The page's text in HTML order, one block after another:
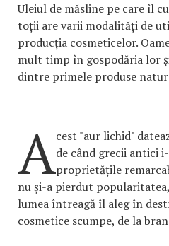
Uleiul de măsline pe care îl
toții are varii modalități de
producția cosmeticelor.
mult timp în gospodăria lor
dintre primele produse
Acest "aur lichid"
de când grecii antici
proprietățile
nu și-a pierdut
lumea întreagă îl aleg în
cosmetice scumpe, de la